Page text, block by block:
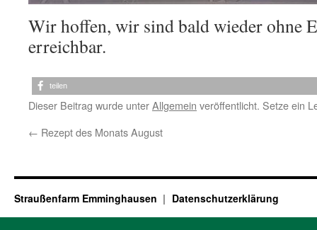
Wir hoffen, wir sind bald wieder ohne
erreichbar.
teilen
Dieser Beitrag wurde unterAllgemein veröffentlicht. Setze ein
← Rezept des Monats August
Straußenfarm Emminghausen Datenschutzerklärung